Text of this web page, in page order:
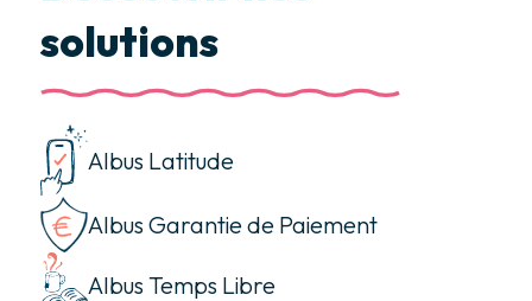
solutions
Albus Latitude
Albus Garantie de Paiement
Albus Temps Libre